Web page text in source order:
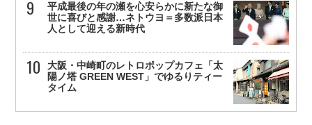
平成最後の年の瀬を心安らかに新たな御
世に喜びと感謝…ネトウヨ＝多数派日本
人として迎える新時代
大阪・中崎町のレトロポップカフェ「太
陽ノ塔 GREEN WEST」でゆるりティー
タイム